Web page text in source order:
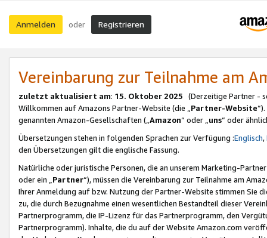
Anmelden oder Registrieren
Vereinbarung zur Teilnahme am
zuletzt aktualisiert am: 15. Oktober 2025 (Derzeitige Partner -
Willkommen auf Amazons Partner-Website (die „Partner-Website
genannten Amazon-Gesellschaften („Amazon“ oder „uns“ oder
Übersetzungen stehen in folgenden Sprachen zur Verfügung :Englisch,
den Übersetzungen gilt die englische Fassung.
Natürliche oder juristische Personen, die an unserem Marketing-
oder ein „Partner“), müssen die Vereinbarung zur Teilnahme am
Ihrer Anmeldung auf bzw. Nutzung der Partner-Website stimmen Sie
zu, die durch Bezugnahme einen wesentlichen Bestandteil dieser
Partnerprogramm, die IP-Lizenz für das Partnerprogramm, den
Partnerprogramm). Inhalte, die du auf der Website Amazon.com